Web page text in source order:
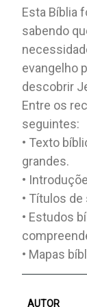
Esta Bíblia
sabendo
evangelho
descobrir
Entre os
seguintes:
• Texto
grandes.
•
• Títulos
• Estudos
• Mapas
AUTOR